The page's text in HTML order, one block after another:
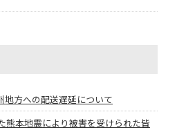
方への配送遅延について
熊本地震により被害を受けられた皆